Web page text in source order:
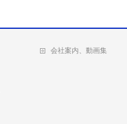
会社案内、動画集